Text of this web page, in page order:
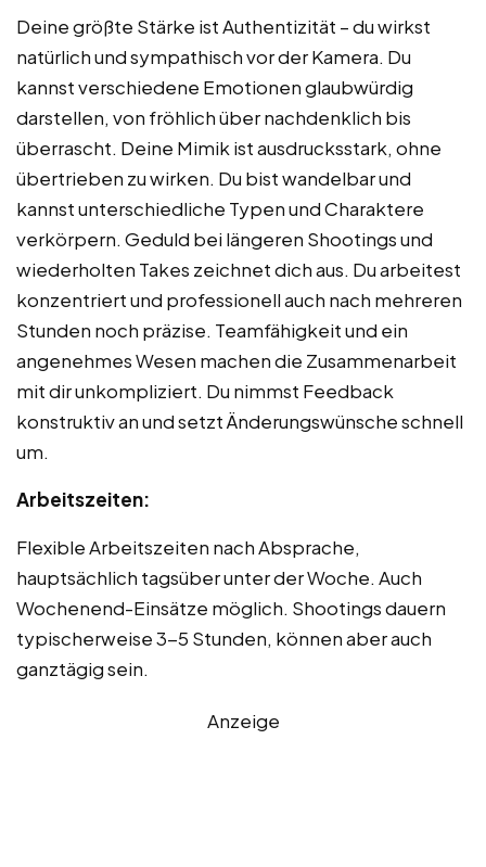
Deine größte Stärke ist Authentizität – du wirkst
natürlich und sympathisch vor der Kamera. Du
kannst verschiedene Emotionen glaubwürdig
darstellen, von fröhlich über nachdenklich bis
überrascht. Deine Mimik ist ausdrucksstark, ohne
übertrieben zu wirken. Du bist wandelbar und
kannst unterschiedliche Typen und Charaktere
verkörpern. Geduld bei längeren Shootings und
wiederholten Takes zeichnet dich aus. Du arbeitest
konzentriert und professionell auch nach mehreren
Stunden noch präzise. Teamfähigkeit und ein
angenehmes Wesen machen die Zusammenarbeit
mit dir unkompliziert. Du nimmst Feedback
konstruktiv an und setzt Änderungswünsche schnell
um.
Arbeitszeiten:
Flexible Arbeitszeiten nach Absprache,
hauptsächlich tagsüber unter der Woche. Auch
Wochenend-Einsätze möglich. Shootings dauern
typischerweise 3-5 Stunden, können aber auch
ganztägig sein.
Anzeige